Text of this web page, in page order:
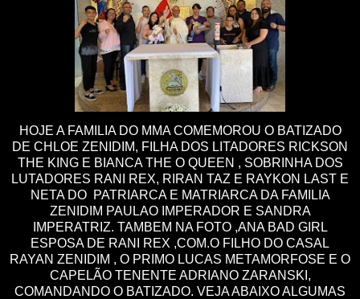
HOJE A FAMILIA DO MMA COMEMOROU O BATIZADO
DE CHLOE ZENIDIM, FILHA DOS LITADORES RICKSON
THE KING E BIANCA THE O QUEEN , SOBRINHA DOS
LUTADORES RANI REX, RIRAN TAZ E RAYKON LAST E
NETA DO PATRIARCA E MATRIARCA DA FAMILIA
ZENIDIM PAULAO IMPERADOR E SANDRA
IMPERATRIZ. TAMBEM NA FOTO ,ANA BAD GIRL
ESPOSA DE RANI REX ,COM.O FILHO DO CASAL
RAYAN ZENIDIM , O PRIMO LUCAS METAMORFOSE E O
CAPELÃO TENENTE ADRIANO ZARANSKI,
COMANDANDO O BATIZADO. VEJA ABAIXO ALGUMAS